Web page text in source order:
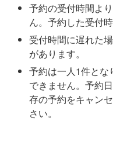
予約の受付時間よ
ん。予約した受付
受付時間に遅れた
があります。
予約は一人1件とな
できません。予約
存の予約をキャン
さい。